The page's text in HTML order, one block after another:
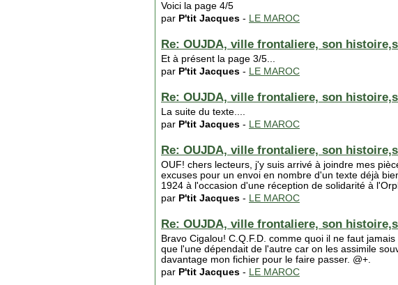
Voici la page 4/5
par P'tit Jacques - LE MAROC
Re: OUJDA, ville frontaliere, son
Et à présent la page 3/5...
par P'tit Jacques - LE MAROC
Re: OUJDA, ville frontaliere, son
La suite du texte....
par P'tit Jacques - LE MAROC
Re: OUJDA, ville frontaliere, son
OUF! chers lecteurs, j'y suis arrivé à joindre mes
excuses pour un envoi en nombre d'un texte déjà
1924 à l'occasion d'une réception de solidarité à
par P'tit Jacques - LE MAROC
Re: OUJDA, ville frontaliere, son
Bravo Cigalou! C.Q.F.D. comme quoi il ne faut
que l'une dépendait de l'autre car on les assimile
davantage mon fichier pour le faire passer. @+.
par P'tit Jacques - LE MAROC